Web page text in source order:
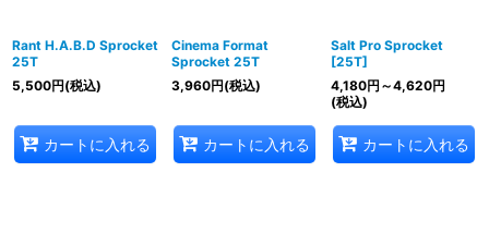
Rant H.A.B.D Sprocket
25T
5,500円(税込)
カートに入れる
Cinema Format
Sprocket 25T
3,960円(税込)
カートに入れる
Salt Pro Sprocket
[25T]
4,180円 ～4,620円
(税込)
カートに入れる